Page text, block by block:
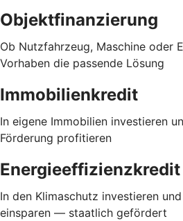
Objektfinanzierung
Ob Nutzfahrzeug, Maschine oder
Vorhaben die passende Lösung
Immobilienkredit
In eigene Immobilien investieren
Förderung profitieren
Energieeffizienzkredit
In den Klimaschutz investieren
einsparen — staatlich gefördert